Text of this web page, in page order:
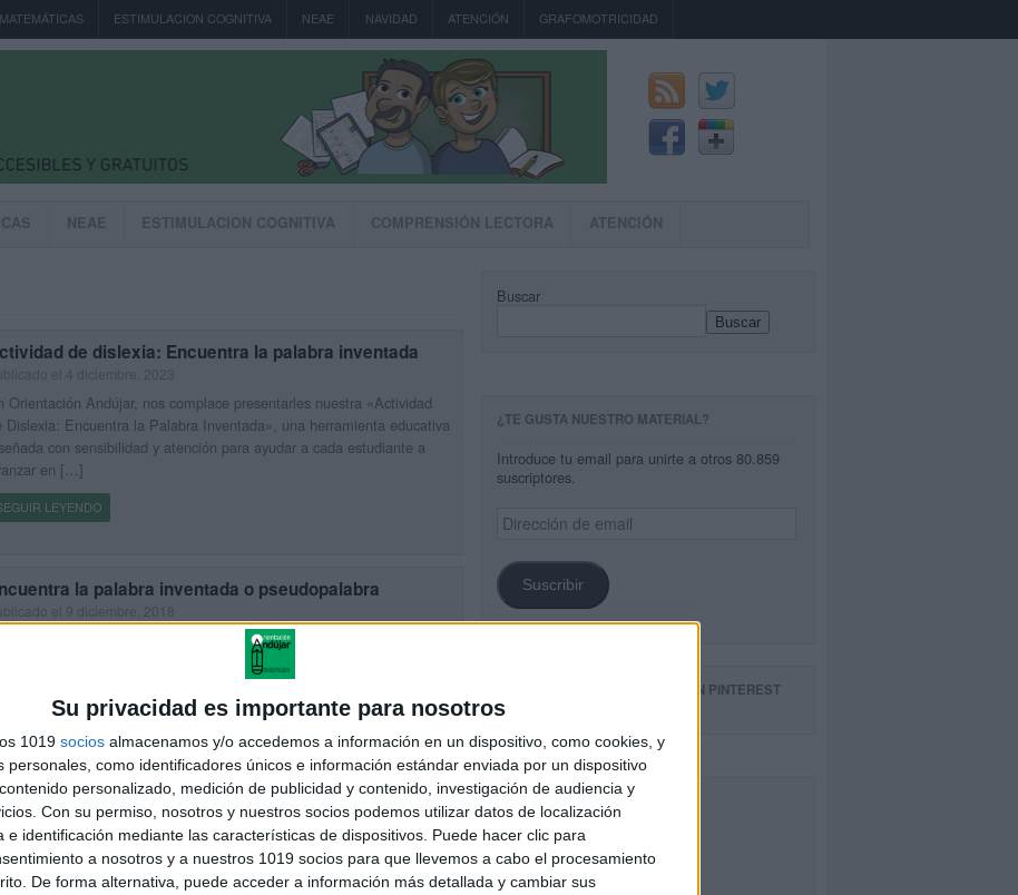
Su privacidad es importante para nosotros
1019 socios almacenamos y/o accedemos a información en un dispositivo, como cookies, y
personales, como identificadores únicos e información estándar enviada por un dispositivo
personalizado, medición de publicidad y contenido, investigación de audiencia y
Con su permiso, nosotros y nuestros socios podemos utilizar datos de localización
e identificación mediante las características de dispositivos. Puede hacer clic para
a nosotros y a nuestros 1019 socios para que llevemos a cabo el procesamiento
De forma alternativa, puede acceder a información más detallada y cambiar sus
MATEMÁTICAS ESTIMULACION COGNITIVA NEAE NAVIDAD ATENCIÓN GRAFOMOTRICIDAD
NEAE ESTIMULACION COGNITIVA COMPRENSIÓN LECTORA ATENCIÓN
de dislexia: Encuentra la palabra inventada
Orientación Andújar, nos complace presentarles nuestra «Actividad
Dislexia: Encuentra la Palabra Inventada», una herramienta educativa
con sensibilidad y atención para ayudar a cada estudiante a
en […]
LEYENDO
la palabra inventada o pseudopalabra
el 9 diciembre, 2018
dejamos esta actividad en la que nuestros alumnos deben de
de cuatro palabras que les presentamos cual de ellas no existe,
SEGUIR LEYENDO
Buscar
Buscar
¿TE GUSTA NUESTRO MATERIAL?
Introduce tu email para unirte a otros 80.859
suscriptores.
Dirección
de
Suscribir
SIGUE NUESTROS TABLEROS EN PINTEREST